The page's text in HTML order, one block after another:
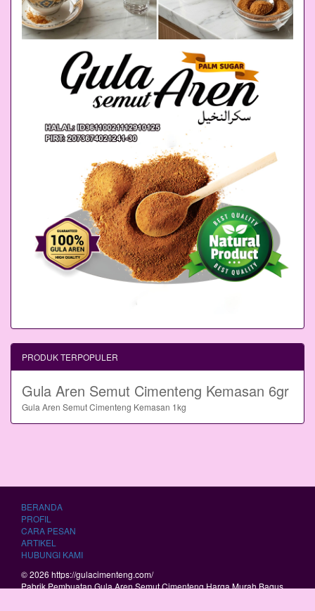
PRODUK TERPOPULER
Gula Aren Semut Cimenteng Kemasan 6gr
Gula Aren Semut Cimenteng Kemasan 1kg
BERANDA
PROFIL
CARA PESAN
ARTIKEL
HUBUNGI KAMI
© 2026 https://gulacimenteng.com/
Pabrik Pembuatan Gula Aren Semut Cimenteng Harga Murah Bagus